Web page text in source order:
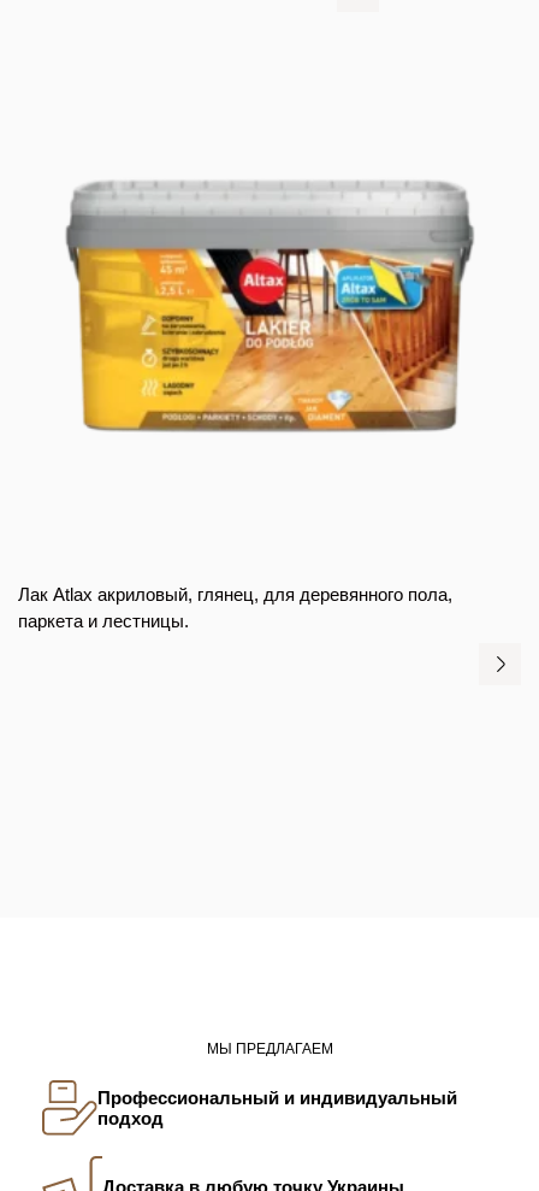
Лак Atlax акриловый, глянец, для деревянного пола,
паркета и лестницы.
МЫ ПРЕДЛАГАЕМ
Профессиональный и индивидуальный
подход
Доставка в любую точку Украины